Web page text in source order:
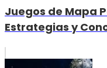
Juegos de Mapa
Estrategias y